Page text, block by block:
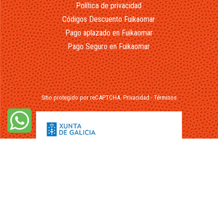
Política de privacidad
Códigos Descuento Fuikaomar
Pago aplazado en Fuikaomar
Pago Seguro en Fuikaomar
Sitio protegido por reCAPTCHA.Privacidad-Términos